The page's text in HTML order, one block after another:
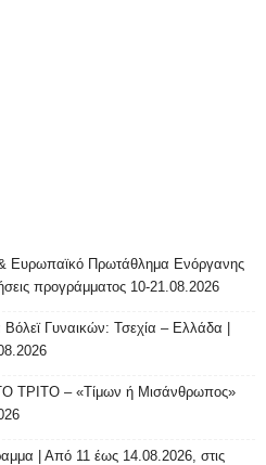
Ευρωπαϊκό Πρωτάθλημα Ενόργανης
προγράμματος 10-21.08.2026
Γυναικών: Τσεχία – Ελλάδα |
– «Τίμων ή Μισάνθρωπος»
| Από 11 έως 14.08.2026, στις